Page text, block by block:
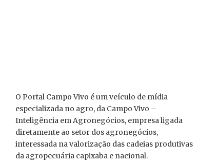
O Portal Campo Vivo é um veículo de mídia
especializada no agro, da Campo Vivo –
Inteligência em Agronegócios, empresa ligada
diretamente ao setor dos agronegócios,
interessada na valorização das cadeias produtivas
da agropecuária capixaba e nacional.